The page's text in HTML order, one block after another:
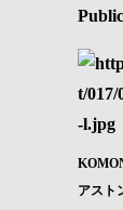
アスト